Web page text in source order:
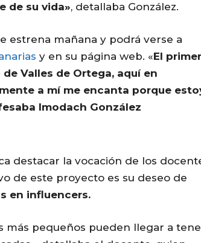
de su vida», detallaba González.
estrena mañana y podrá verse a
y en su página web. «El
Valles de Ortega, aquí en
a mí me encanta porque
Imodach González
destacar la vocación de los
de este proyecto es su deseo de
en influencers.
más pequeños pueden llegar a